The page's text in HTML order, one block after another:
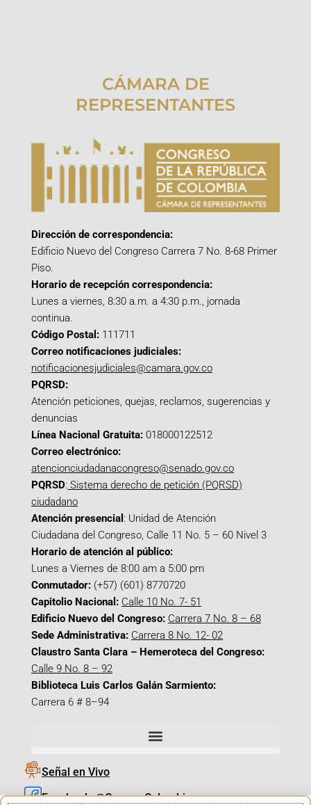
CÁMARA DE
REPRESENTANTES
Dirección de correspondencia:
Edificio Nuevo del Congreso Carrera 7 No. 8-68 Primer
Piso.
Horario de recepción correspondencia:
Lunes a viernes, 8:30 a.m. a 4:30 p.m., jornada
continua.
Código Postal: 111711
Correo notificaciones judiciales:
notificacionesjudiciales@camara.gov.co
PQRSD:
Atención peticiones, quejas, reclamos, sugerencias y
denuncias
Línea Nacional Gratuita: 018000122512
Correo electrónico:
atencionciudadanacongreso@senado.gov.co
PQRSD: Sistema derecho de petición (PQRSD)
ciudadano
Atención presencial : Unidad de Atención
Ciudadana del Congreso, Calle 11 No. 5 – 60 Nivel 3
Horario de atención al público:
Lunes a Viernes de 8:00 am a 5:00 pm
Conmutador: (+57) (601) 8770720
Capitolio Nacional: Calle 10 No. 7- 51
Edificio Nuevo del Congreso: Carrera 7 No. 8 – 68
Sede Administrativa: Carrera 8 No. 12- 02
Claustro Santa Clara – Hemeroteca del Congreso:
Calle 9 No. 8 – 92
Biblioteca Luis Carlos Galán Sarmiento:
Carrera 6 # 8–94
Señal en Vivo
Facebook_@CamaraColombia